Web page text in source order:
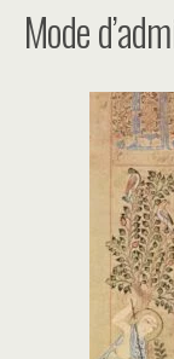
Mode